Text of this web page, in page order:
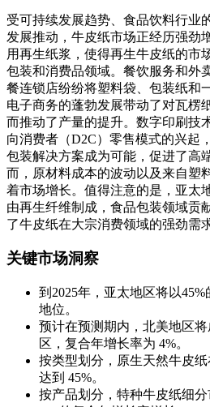
受可持续发展趋势、食品饮料行业
发展推动，牛皮纸市场正经历强劲
用再生纸浆，使得再生牛皮纸的市
包装和消费品领域。餐饮服务和外
餐连锁店纷纷将塑料袋、包装纸和
电子商务的蓬勃发展带动了对瓦楞
而推动了产量的提升。数字印刷技
向消费者（D2C）零售模式的兴起
包装解决方案成为可能，促进了高
而，原材料成本的波动以及来自塑
着市场增长。值得注意的是，亚太
由再生纤维制成，食品包装领域贡
了牛皮纸在大宗消费领域的强劲需求
关键市场洞察
到2025年，亚太地区将以
地位。
预计在预测期内，北美地区
区，复合年增长率为 4%。
按类型划分，原生天然牛皮纸
达到 45%。
按产品划分，特种牛皮纸细